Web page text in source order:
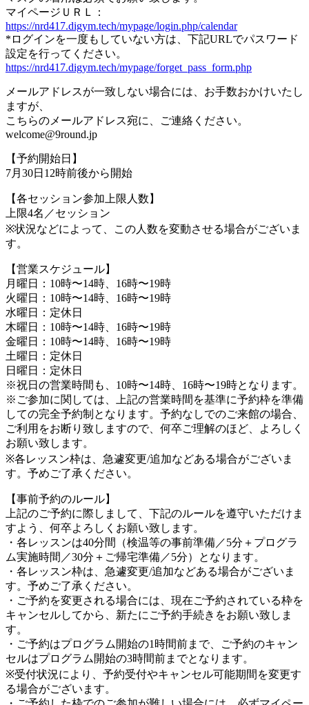
マイページＵＲＬ：
https://nrd417.digym.tech/mypage/login.php/calendar
*ログインを一度もしていない方は、下記URLでパスワード
設定を行ってください。
https://nrd417.digym.tech/mypage/forget_pass_form.php
メールアドレスが一致しない場合には、お手数おかけいたし
ますが、
こちらのメールアドレス宛に、ご連絡ください。
welcome@9round.jp
【予約開始日】
7月30日12時前後から開始
【各セッション参加上限人数】
上限4名／セッション
※状況などによって、この人数を変動させる場合がございま
す。
【営業スケジュール】
月曜日：10時〜14時、16時〜19時
火曜日：10時〜14時、16時〜19時
水曜日：定休日
木曜日：10時〜14時、16時〜19時
金曜日：10時〜14時、16時〜19時
土曜日：定休日
日曜日：定休日
※祝日の営業時間も、10時〜14時、16時〜19時となります。
※ご参加に関しては、上記の営業時間を基準に予約枠を準備
しての完全予約制となります。予約なしでのご来館の場合、
ご利用をお断り致しますので、何卒ご理解のほど、よろしく
お願い致します。
※各レッスン枠は、急遽変更/追加などある場合がございま
す。予めご了承ください。
【事前予約のルール】
上記のご予約に際しまして、下記のルールを遵守いただけま
すよう、何卒よろしくお願い致します。
・各レッスンは40分間（検温等の事前準備／5分＋プログラ
ム実施時間／30分＋ご帰宅準備／5分）となります。
・各レッスン枠は、急遽変更/追加などある場合がございま
す。予めご了承ください。
・ご予約を変更される場合には、現在ご予約されている枠を
キャンセルしてから、新たにご予約手続きをお願い致しま
す。
・ご予約はプログラム開始の1時間前まで、ご予約のキャン
セルはプログラム開始の3時間前までとなります。
※受付状況により、予約受付やキャンセル可能期間を変更す
る場合がございます。